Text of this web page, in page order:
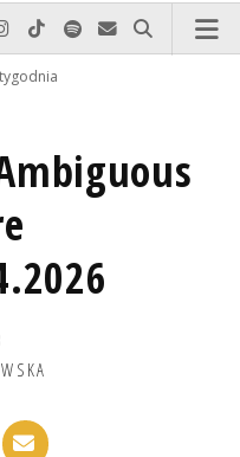
do nas zadzwoń
nas na Facebook-u
nas na X
Odwiedź nas na Instagram-ie
Odwiedź nas na TikTok-u
Szukaj nas na Spotify
Wyślij do nas
Szukaj
tygodnia